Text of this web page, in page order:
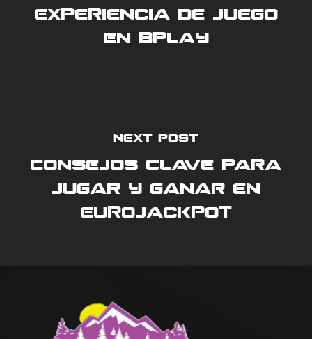
experiencia de juego
en bplay
Next Post
Consejos clave para
jugar y ganar en
Eurojackpot